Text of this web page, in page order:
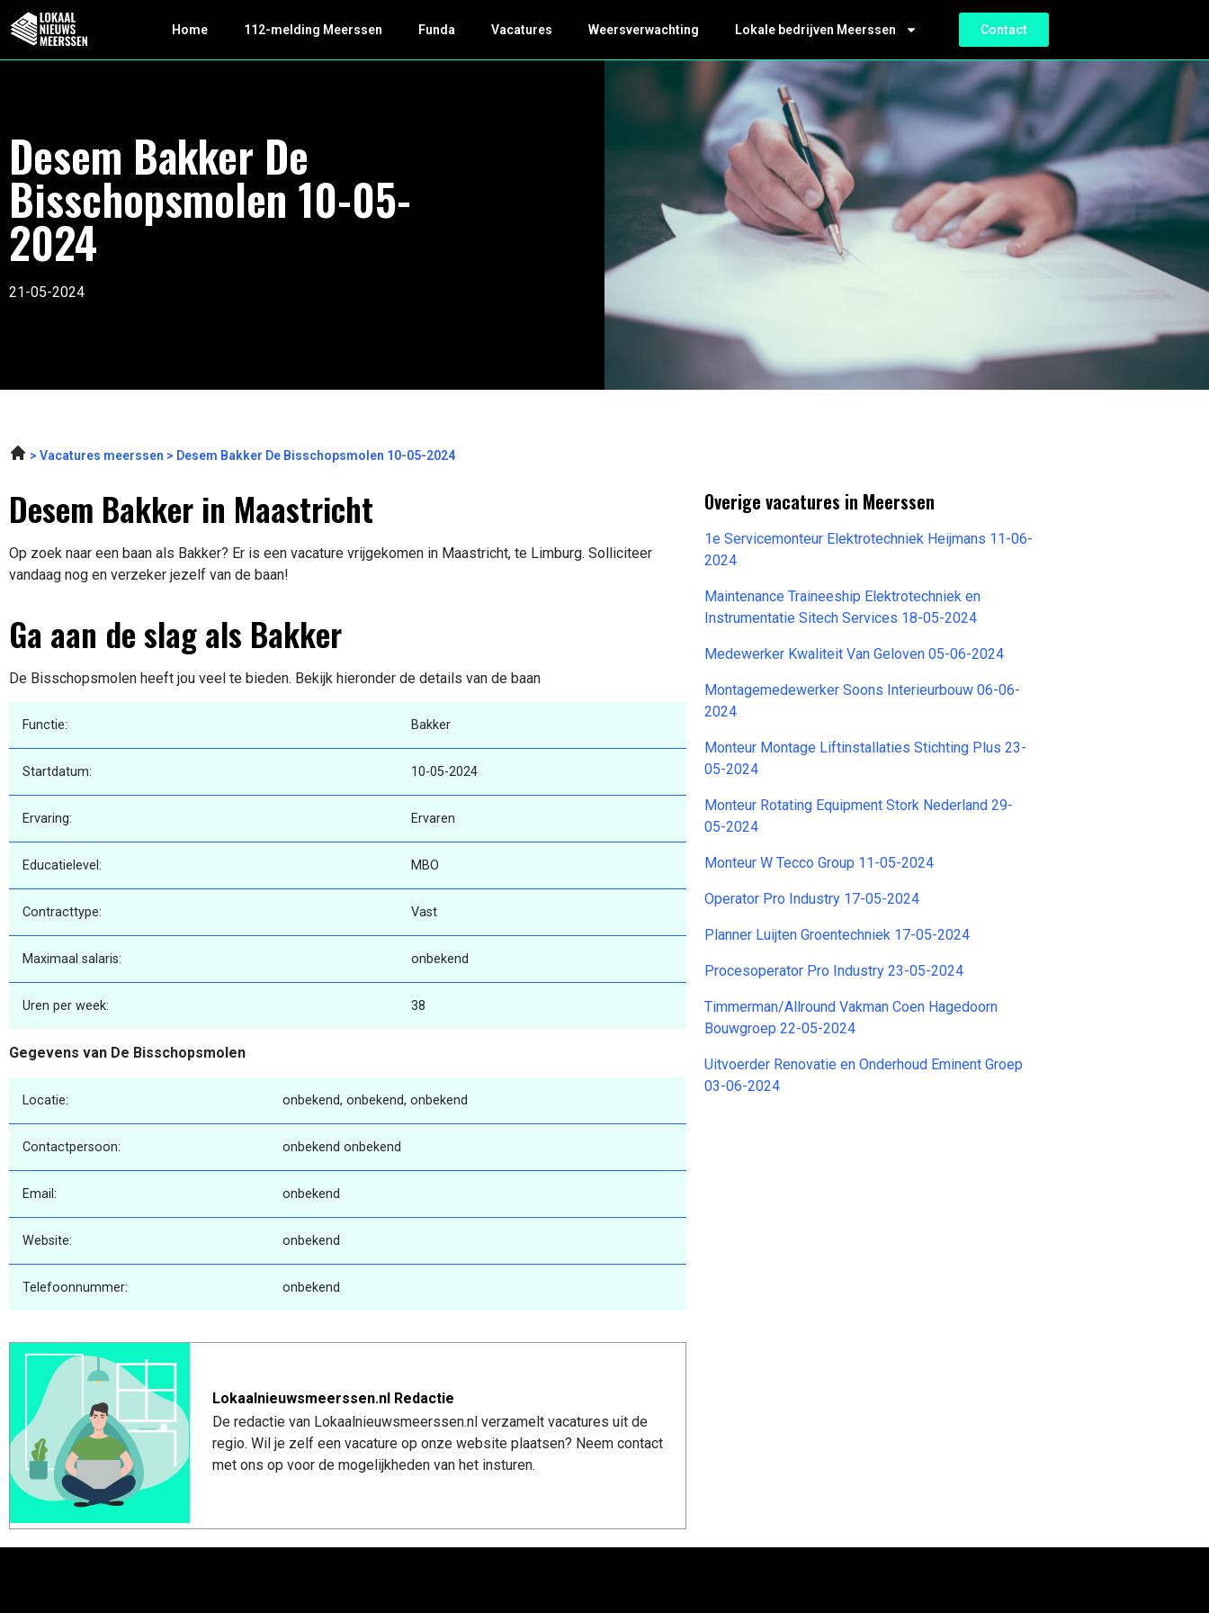
Home 112-melding Meerssen Funda Vacatures Weersverwachting Lokale bedrijven Meerssen Contact
Desem Bakker De
Bisschopsmolen 10-05-
2024
21-05-2024
Vacatures meerssen Desem Bakker De Bisschopsmolen 10-05-2024
Desem Bakker in Maastricht
Op zoek naar een baan als Bakker? Er is een vacature vrijgekomen in Maastricht, te Limburg. Solliciteer
vandaag nog en verzeker jezelf van de baan!
Ga aan de slag als Bakker
De Bisschopsmolen heeft jou veel te bieden. Bekijk hieronder de details van de baan
Functie: Bakker
Startdatum: 10-05-2024
Ervaring: Ervaren
Educatielevel: MBO
Contracttype: Vast
Maximaal salaris: onbekend
Uren per week: 38
Gegevens van De Bisschopsmolen
Locatie: onbekend, onbekend, onbekend
Contactpersoon: onbekend onbekend
Email: onbekend
Website: onbekend
Telefoonnummer: onbekend
Lokaalnieuwsmeerssen.nl Redactie
De redactie van Lokaalnieuwsmeerssen.nl verzamelt vacatures uit de
regio. Wil je zelf een vacature op onze website plaatsen? Neem contact
met ons op voor de mogelijkheden van het insturen.
Overige vacatures in Meerssen
1e Servicemonteur Elektrotechniek Heijmans 11-06-
2024
Maintenance Traineeship Elektrotechniek en
Instrumentatie Sitech Services 18-05-2024
Medewerker Kwaliteit Van Geloven 05-06-2024
Montagemedewerker Soons Interieurbouw 06-06-
2024
Monteur Montage Liftinstallaties Stichting Plus 23-
05-2024
Monteur Rotating Equipment Stork Nederland 29-
05-2024
Monteur W Tecco Group 11-05-2024
Operator Pro Industry 17-05-2024
Planner Luijten Groentechniek 17-05-2024
Procesoperator Pro Industry 23-05-2024
Timmerman/Allround Vakman Coen Hagedoorn
Bouwgroep 22-05-2024
Uitvoerder Renovatie en Onderhoud Eminent Groep
03-06-2024